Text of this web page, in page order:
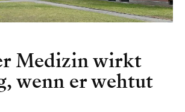
Medizin wirkt
wenn er wehtut